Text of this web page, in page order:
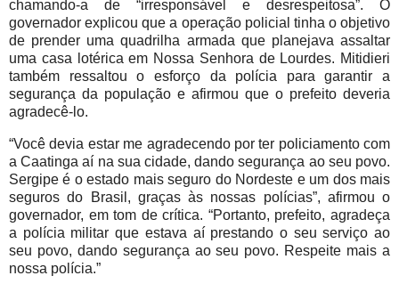
chamando-a de “irresponsável e desrespeitosa”. O
governador explicou que a operação policial tinha o objetivo
de prender uma quadrilha armada que planejava assaltar
uma casa lotérica em Nossa Senhora de Lourdes. Mitidieri
também ressaltou o esforço da polícia para garantir a
segurança da população e afirmou que o prefeito deveria
agradecê-lo.
“Você devia estar me agradecendo por ter policiamento com
a Caatinga aí na sua cidade, dando segurança ao seu povo.
Sergipe é o estado mais seguro do Nordeste e um dos mais
seguros do Brasil, graças às nossas polícias”, afirmou o
governador, em tom de crítica. “Portanto, prefeito, agradeça
a polícia militar que estava aí prestando o seu serviço ao
seu povo, dando segurança ao seu povo. Respeite mais a
nossa polícia.”